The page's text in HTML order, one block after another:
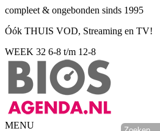
compleet & ongebonden sinds 1995
Óók THUIS VOD, Streaming en TV!
WEEK 32 6-8 t/m 12-8
MENU